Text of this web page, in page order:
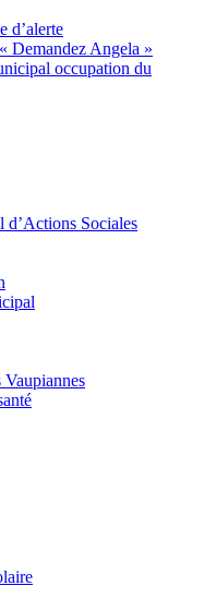
d’alerte
Demandez Angela »
occupation du
d’Actions Sociales